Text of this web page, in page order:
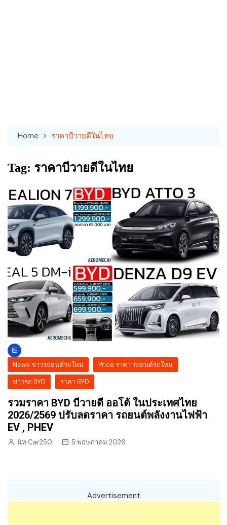
Home ราคาบีวายดีในไทย
Tag: ราคาบีวายดีในไทย
News ข่าวรถยนต์รถใหม่
Price ราคา รถยนต์รถใหม่
ข่าวรถ BYD
ราคา BYD
รวมราคา BYD บีวายดี ออโต้ ในประเทศไทย
2026/2569 ปรับลดราคา รถยนต์พลังงานไฟฟ้า
EV , PHEV
นัท Car250 5 พฤษภาคม 2026
Advertisement